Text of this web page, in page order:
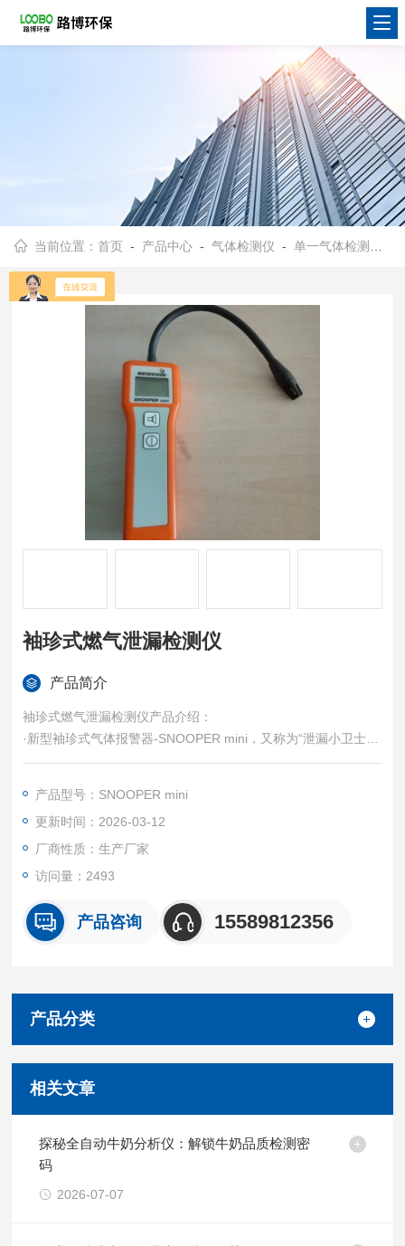
当前位置：首页 - 产品中心 -气体检测仪 -单一气体检测仪
袖珍式燃气泄漏检测仪
产品简介
袖珍式燃气泄漏检测仪产品介绍：
·新型袖珍式气体报警器-SNOOPER mini，又称为“泄漏小卫士"
·是德国竖威公司专门为燃气工程施工和维护者、室内管线燃气检
·仪器具有精密轻巧、价格低廉、经济适用、量程广
·特别适合燃气企业大量配发给一线工作人员随身携带使用
·由于仪器小巧，并且价格低廉，因此可以大量配备给工人
产品型号：SNOOPER mini
更新时间：2026-03-12
厂商性质：生产厂家
访问量：2493
产品咨询 15589812356
产品分类
相关文章
探秘全自动牛奶分析仪：解锁牛奶品质检测密
码
2026-07-07